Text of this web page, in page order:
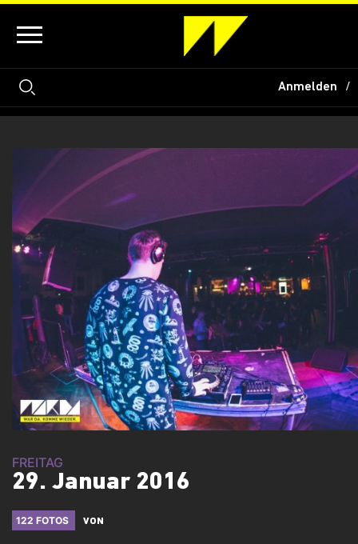
Anmelden
FREITAG
29. Januar 2016
122 FOTOS VON